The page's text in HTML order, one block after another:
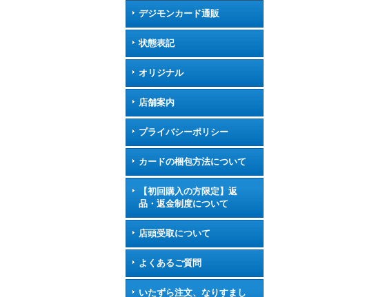
デジモンカード通販
状態表記
オリジナル
店舗案内
プライバシーポリシー
カードの梱包方法について
【初回購入の方限定】返
品・返金制度について
店頭受取について
よくあるご質問
いたずら注文、なりすまし